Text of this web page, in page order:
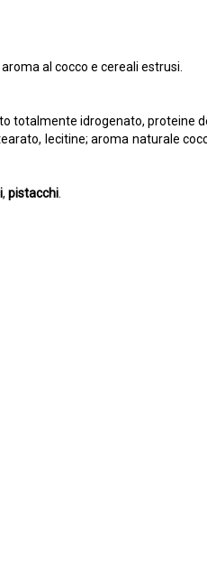
al cocco e cereali estrusi.
totalmente idrogenato, proteine
lecitine; aroma naturale
, pistacchi